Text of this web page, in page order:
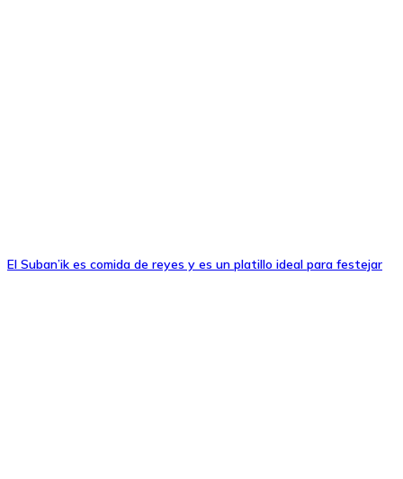
El Suban’ik es comida de reyes y es un platillo ideal para festejar